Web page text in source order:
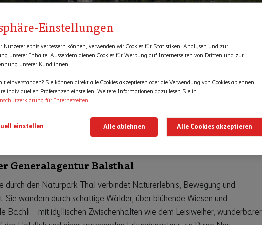
durch den
Generalagentur Balsthal
durch den Naturpark Thal verbindet Naturerlebnis, Bewegung und
Sie wandern durch schattige Wälder, über blühende Wiesen und
Bächli – mit idyllischen Zwischenhalten wie dem Leisiweiher, wunderbarer
Einstellungen
verbessern können, verwenden wir Cookies für Statistiken, Analysen und zur
unserer Inhalte. Ausserdem dienen Cookies für Werbung auf Internetseiten von Dritten und zur
unserer Kund:innen.
einverstanden? Sie können direkt alle Cookies akzeptieren oder die Verwendung von Cookies ablehnen,
individuellen Präferenzen einstellen. Weitere Informationen dazu lesen Sie in
für Internetseiten.
einstellen Alle ablehnen Alle Cookies akzeptieren